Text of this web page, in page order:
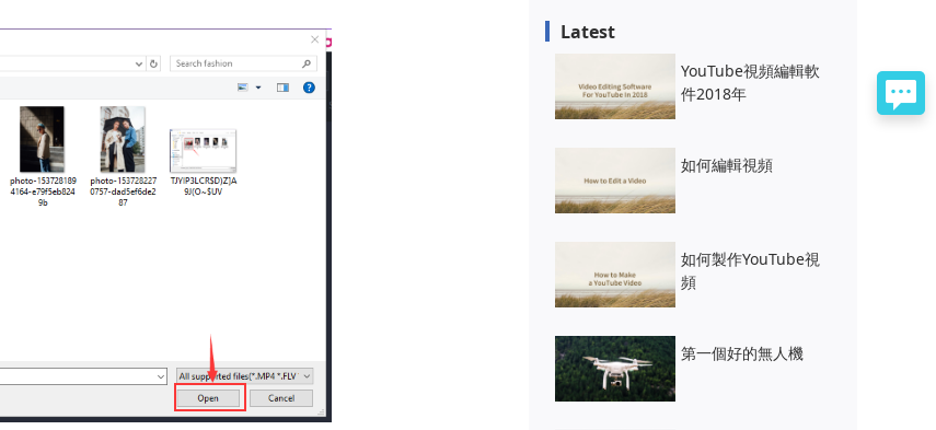
Latest
YouTube視頻編輯軟
件2018年
如何編輯視頻
如何製作YouTube視
頻
第一個好的無人機